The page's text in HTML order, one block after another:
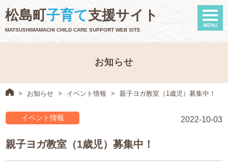
松島町子育て支援サイト
MATSUSHIMAMACHI CHILD CARE SUPPORT WEB SITE
お知らせ
> お知らせ > イベント情報 > 親子ヨガ教室（1歳児）募集中！
2022-10-03
イベント情報
親子ヨガ教室（1歳児）募集中！